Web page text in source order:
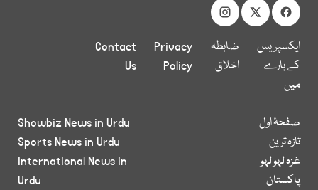
ایکسپریس
کے بارے
میں
ضابطہ
اخلاق
Privacy
Policy
Contact
Us
صفحۂ اول
تازہ ترین
غزہ لہو لہو
پاکستان
Showbiz News in Urdu
Sports News in Urdu
International News in
Urdu